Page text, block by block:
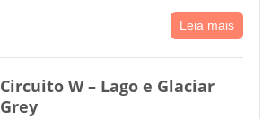
Leia mais
Circuito W – Lago e Glaciar
Grey